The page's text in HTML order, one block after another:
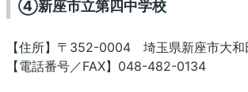
④新座市立第四中学校
【住所】〒352-0004 埼玉県新座市大和
【電話番号／FAX】048-482-0134